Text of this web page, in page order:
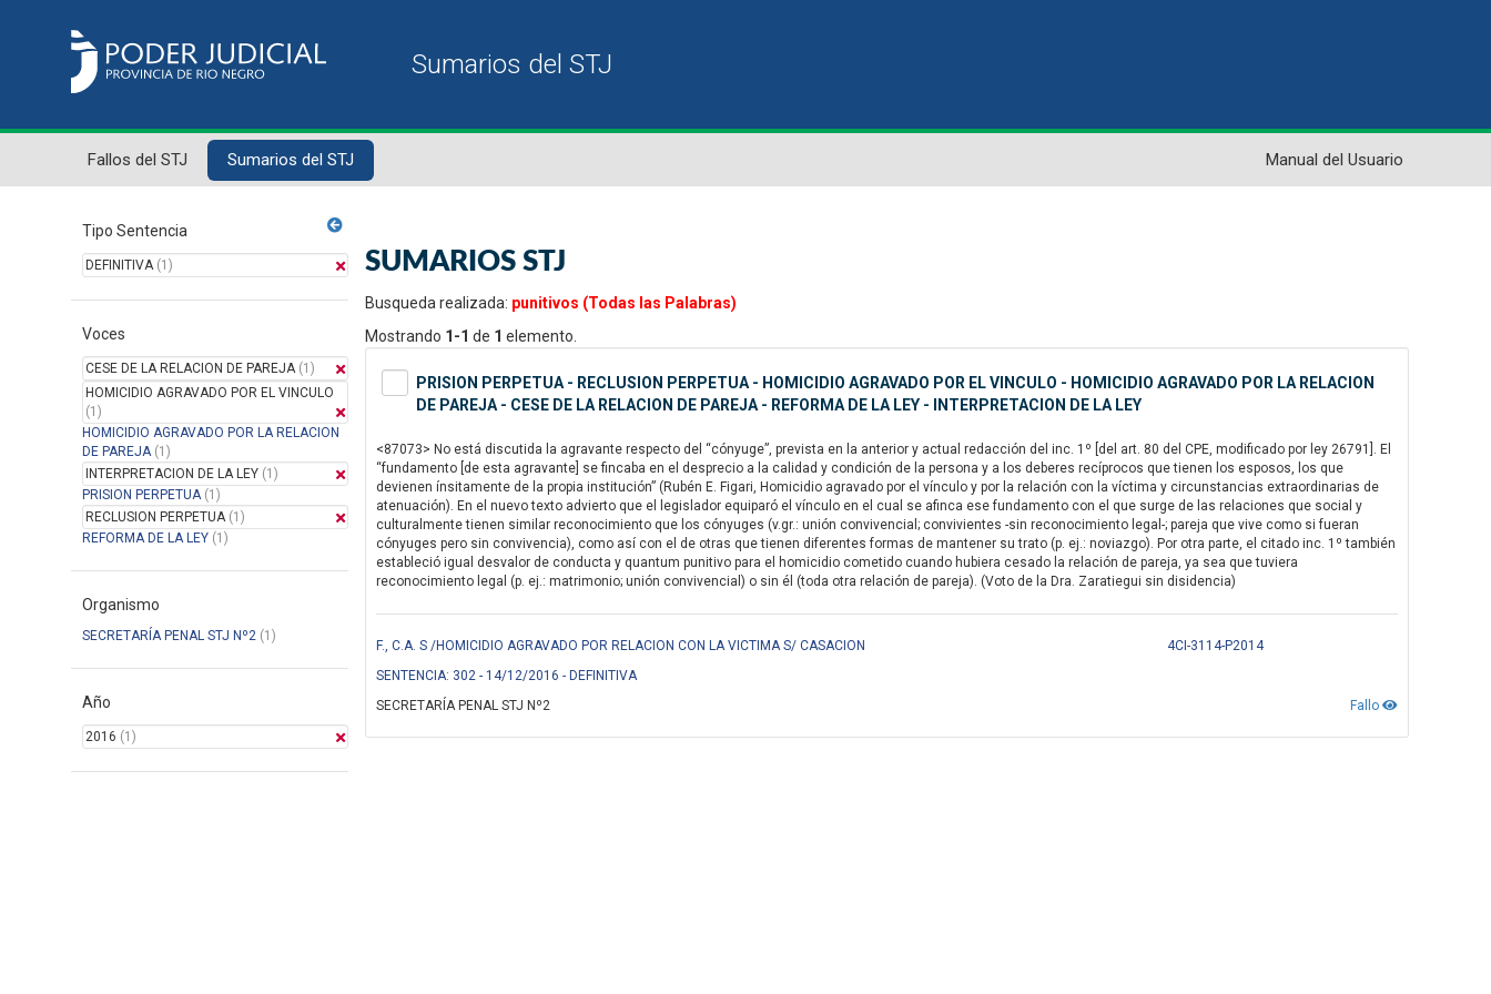
Fallos del STJ Sumarios del STJ Manual del Usuario
Tipo Sentencia
DEFINITIVA(1)
Voces
CESE DE LA RELACION DE PAREJA(1)
HOMICIDIO AGRAVADO POR EL VINCULO
(1)
HOMICIDIO AGRAVADO POR LA RELACION
DE PAREJA(1)
INTERPRETACION DE LA LEY (1)
PRISION PERPETUA(1)
RECLUSION PERPETUA(1)
REFORMA DE LA LEY (1)
Organismo
SECRETARÍA PENAL STJ Nº2 (1)
Año
2016 (1)
SUMARIOS STJ
Busqueda realizada: punitivos (Todas las Palabras)
Mostrando 1-1 de 1 elemento.
PRISION PERPETUA - RECLUSION PERPETUA - HOMICIDIO AGRAVADO POR EL VINCULO - HOMICIDIO AGRAVADO POR LA RELACION
DE PAREJA - CESE DE LA RELACION DE PAREJA - REFORMA DE LA LEY - INTERPRETACION DE LA LEY
<87073> No está discutida la agravante respecto del “cónyuge”, prevista en la anterior y actual redacción del inc. 1º [del art. 80 del CPE, modificado por ley 26791]. El
“fundamento [de esta agravante] se fincaba en el desprecio a la calidad y condición de la persona y a los deberes recíprocos que tienen los esposos, los que
devienen ínsitamente de la propia institución” (Rubén E. Figari, Homicidio agravado por el vínculo y por la relación con la víctima y circunstancias extraordinarias de
atenuación). En el nuevo texto advierto que el legislador equiparó el vínculo en el cual se afinca ese fundamento con el que surge de las relaciones que social y
culturalmente tienen similar reconocimiento que los cónyuges (v.gr.: unión convivencial; convivientes -sin reconocimiento legal-; pareja que vive como si fueran
cónyuges pero sin convivencia), como así con el de otras que tienen diferentes formas de mantener su trato (p. ej.: noviazgo). Por otra parte, el citado inc. 1º también
estableció igual desvalor de conducta y quantum punitivo para el homicidio cometido cuando hubiera cesado la relación de pareja, ya sea que tuviera
reconocimiento legal (p. ej.: matrimonio; unión convivencial) o sin él (toda otra relación de pareja). (Voto de la Dra. Zaratiegui sin disidencia)
F., C.A. S /HOMICIDIO AGRAVADO POR RELACION CON LA VICTIMA S/ CASACION
4CI-3114-P2014
SENTENCIA: 302 - 14/12/2016 - DEFINITIVA
Fallo
SECRETARÍA PENAL STJ Nº2